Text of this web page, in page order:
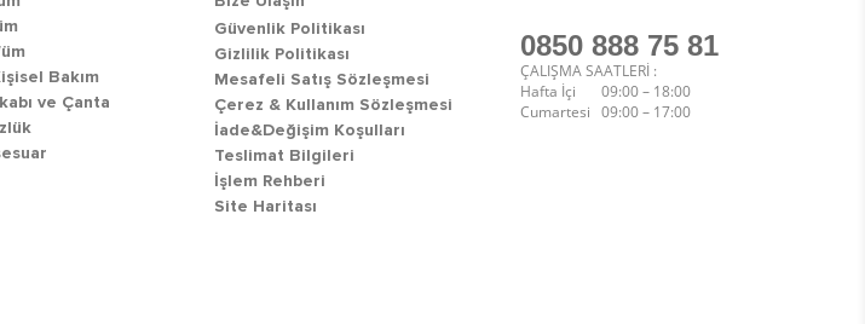
Bakım
ve Çanta
Güvenlik Politikası
Gizlilik Politikası
Mesafeli Satış Sözleşmesi
Çerez & Kullanım Sözleşmesi
İade&Değişim Koşulları
Teslimat Bilgileri
İşlem Rehberi
Site Haritası
0850 888 75 81
ÇALIŞMA SAATLERİ :
Hafta İçi 09:00 – 18:00
Cumartesi 09:00 – 17:00